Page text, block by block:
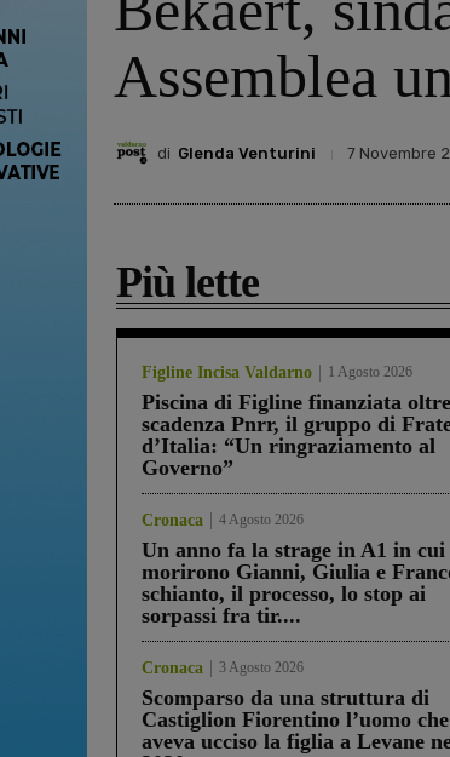
Assemblea
di Glenda Venturini 7 Novembre
Più lette
Figline Incisa Valdarno 1 Agosto 2026
Piscina di Figline finanziata
scadenza Pnrr, il gruppo di
d’Italia: “Un ringraziamento al
Governo”
Cronaca 4 Agosto 2026
Un anno fa la strage in A1 in cui
morirono Gianni, Giulia e
schianto, il processo, lo stop ai
sorpassi fra tir....
Cronaca 3 Agosto 2026
Scomparso da una struttura di
Castiglion Fiorentino l’uomo che
aveva ucciso la figlia a Levane